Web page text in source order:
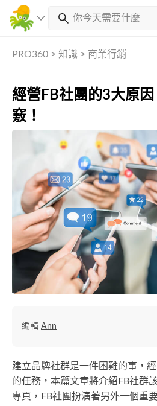
PRO360 > 知識 > 商業行銷
經營FB社團的3大原
竅！
建立品牌社群是一件困難的事，
的任務，本篇文章將介紹FB社群
專頁，FB社團扮演著另外一個重
編輯 Ann